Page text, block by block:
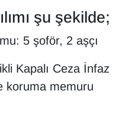
şu şekilde;
5 şoför, 2 aşçı
Kapalı Ceza İnfaz
koruma memuru